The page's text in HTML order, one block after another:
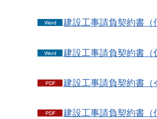
建設工事請負契約書（
建設工事請負契約書（
建設工事請負契約書（
建設工事請負契約書（